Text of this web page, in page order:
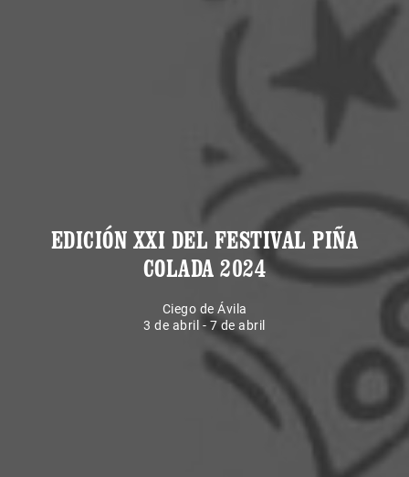
EDICIÓN XXI DEL FESTIVAL PIÑA
COLADA 2024
Ciego de Ávila
3 de abril - 7 de abril